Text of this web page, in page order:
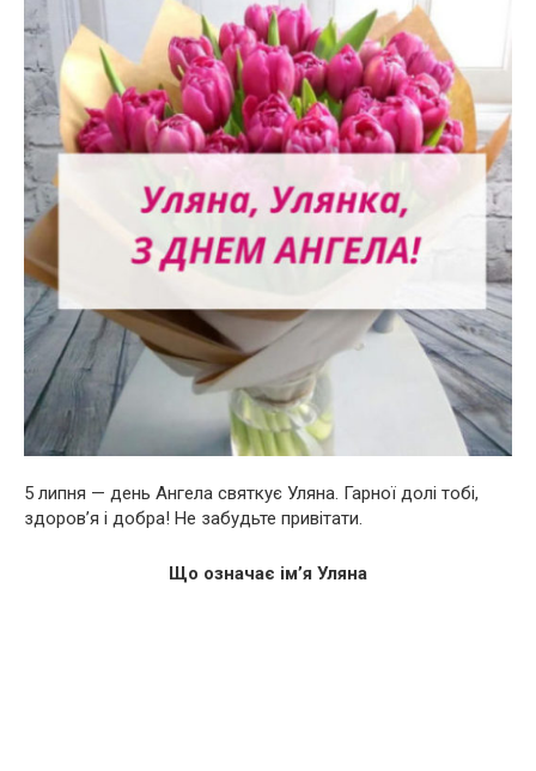
5 липня — день Ангела святкує Уляна. Гарної долі тобі,
здоров’я і добра! Не забудьте привітати.
Що означає ім’я Уляна